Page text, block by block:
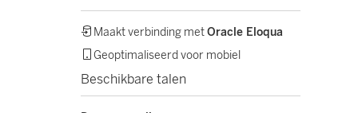
Maakt verbinding metOracle Eloqua
Geoptimaliseerd voor mobiel
Beschikbare talen